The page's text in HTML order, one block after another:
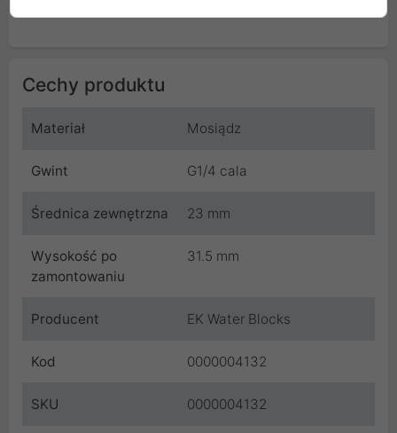
Cechy produktu
Materiał Mosiądz
Gwint G1/4 cala
Średnica zewnętrzna 23 mm
Wysokość po
zamontowaniu
31.5 mm
Producent EK Water Blocks
Kod 0000004132
SKU 0000004132